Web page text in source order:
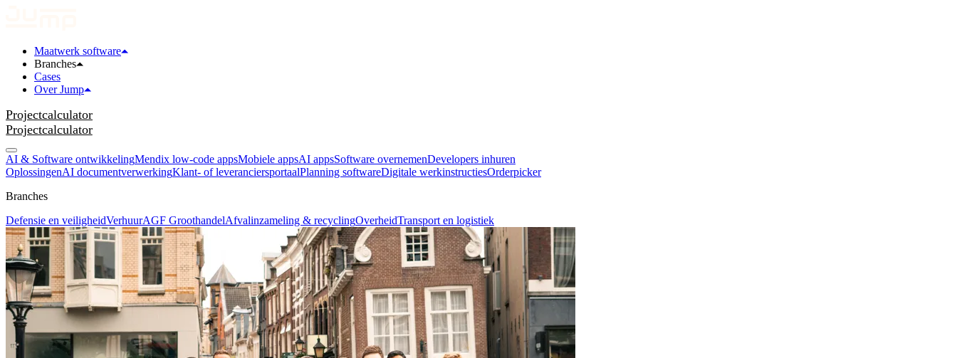
Maatwerk software
Branches
Cases
Over Jump
Projectcalculator
Projectcalculator
AI & Software ontwikkelingMendix low-code appsMobiele appsAI appsSoftware overnemenDevelopers inhuren
OplossingenAI documentverwerkingKlant- of leveranciersportaalPlanning softwareDigitale werkinstructiesOrderpicker
Branches
Defensie en veiligheidVerhuurAGF GroothandelAfvalinzameling & recyclingOverheidTransport en logistiek